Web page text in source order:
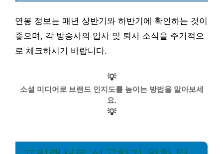
연봉 정보는 매년 상반기와 하반기에 확인하는 것이
좋으며, 각 방송사의 입사 및 퇴사 소식을 주기적으
로 체크하시기 바랍니다.
💡
소셜 미디어로 브랜드 인지도를 높이는 방법을 알아보세
요.
💡